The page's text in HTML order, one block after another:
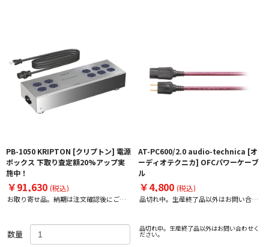
PB-1050 KRIPTON [クリプトン] 電源
ボックス 下取り査定額20%アップ実
施中！
￥91,630 (税込)
お取り寄せ品。納期は注文確認後にご案
数量
AT-PC600/2.0 audio-technica [オ
ーディオテクニカ] OFCパワーケーブ
ル
￥4,800 (税込)
品切れ中。生産終了品以外はお問い合わ
品切れ中。生産終了品以外はお問い合わせく
ださい。